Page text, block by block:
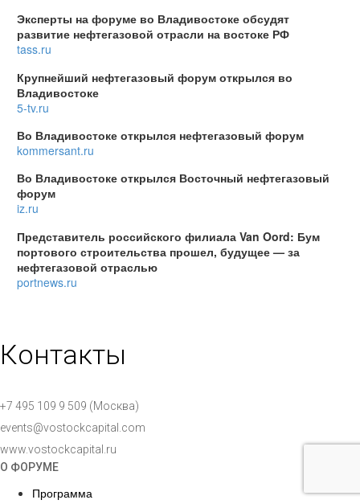
Эксперты на форуме во Владивостоке обсудят
развитие нефтегазовой отрасли на востоке РФ
tass.ru
Крупнейший нефтегазовый форум открылся во
Владивостоке
5-tv.ru
Во Владивостоке открылся нефтегазовый форум
kommersant.ru
Во Владивостоке открылся Восточный нефтегазовый
форум
iz.ru
Представитель российского филиала Van Oord: Бум
портового строительства прошел, будущее — за
нефтегазовой отраслью
portnews.ru
Контакты
+7 495 109 9 509 (Москва)
events@vostockcapital.com
www.vostockcapital.ru
О ФОРУМЕ
Программа